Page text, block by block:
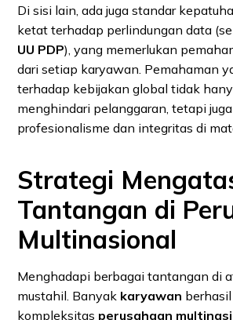
Di sisi lain, ada juga standar
ketat terhadap perlindungan data
UU PDP), yang memerlukan
dari setiap karyawan. Pemahaman
terhadap kebijakan global tidak
menghindari pelanggaran, tetapi
profesionalisme dan integritas di
Strategi
Tantangan di
Multinasional
Menghadapi berbagai tantangan di
mustahil. Banyak karyawan
kompleksitas perusahaan